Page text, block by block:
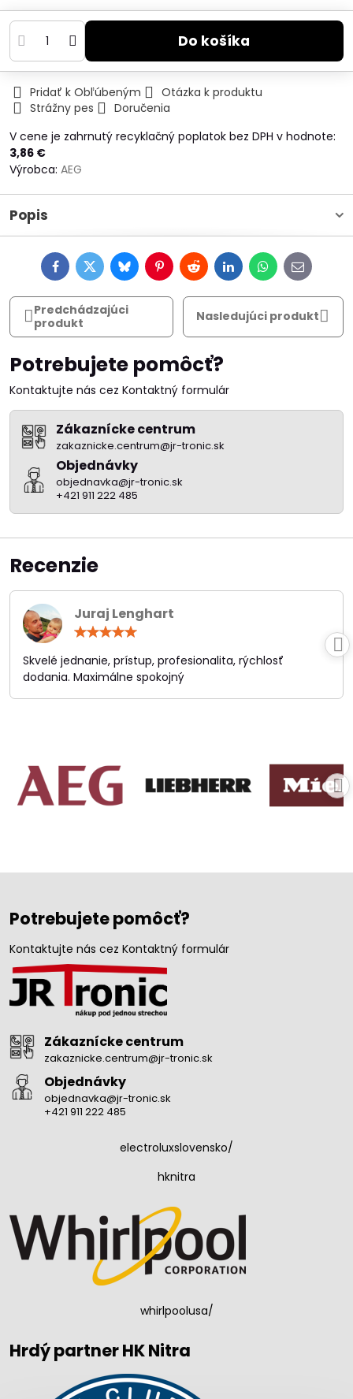
Do košíka
Pridať k Obľúbeným
Otázka k produktu
Strážny pes
Doručenia
V cene je zahrnutý recyklačný poplatok bez DPH v hodnote:
3,86 €
Výrobca: AEG
Popis
FacebookTwitterBlueskyPinterestRedditLinkedInWhatsApp
E-
mail
Predchádzajúci
produkt
Nasledujúci produkt
Potrebujete pomôcť?
Kontaktujte nás cez Kontaktný formulár
Zákaznícke centrum
zakaznicke.centrum@jr-tronic.sk
Objednávky
objednavka@jr-tronic.sk
+421 911 222 485
Recenzie
Juraj Lenghart
/
5
Skvelé jednanie, prístup, profesionalita, rýchlosť
dodania. Maximálne spokojný
Potrebujete pomôcť?
Kontaktujte nás cez Kontaktný formulár
Zákaznícke centrum
zakaznicke.centrum@jr-tronic.sk
Objednávky
objednavka@jr-tronic.sk
+421 911 222 485
electroluxslovensko/
hknitra
whirlpoolusa/
Hrdý partner HK Nitra